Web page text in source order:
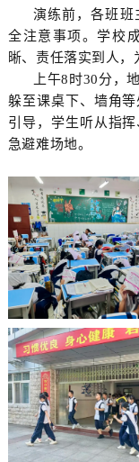
演练前，各班班
全注意事项。学校
晰、责任落实到人，
上午8时30分，
躲至课桌下、墙角
引导，学生听从指
急避难场地。